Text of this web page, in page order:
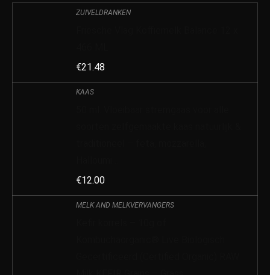
ZUIVELDRANKEN
€21.48
KAAS
€12.00
MELK AND MELKVERVANGERS